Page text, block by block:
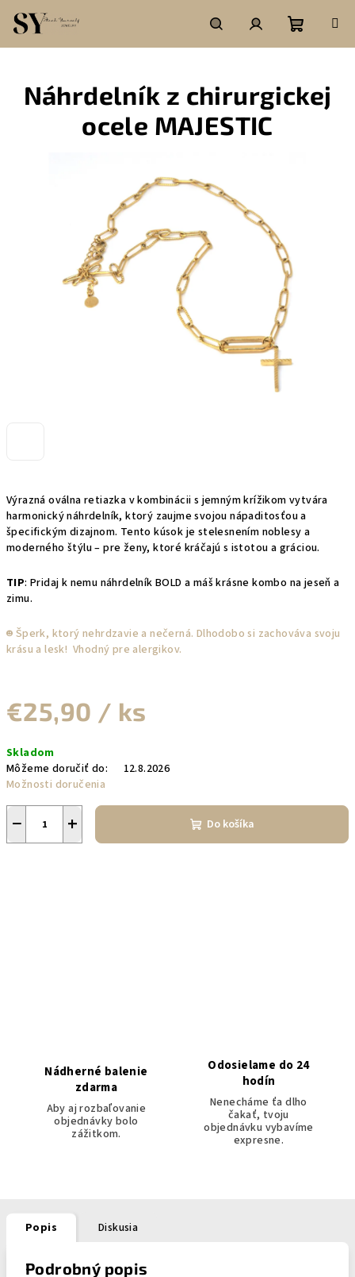
obsah
HľadaťPrihlásenie
košík
Výrazná oválna retiazka v kombinácii s jemným krížikom vytvára
harmonický náhrdelník, ktorý zaujme svojou nápaditosťou a
špecifickým dizajnom. Tento kúsok je stelesnením noblesy a
moderného štýlu – pre ženy, ktoré kráčajú s istotou a gráciou.
TIP: Pridaj k nemu náhrdelník BOLD a máš krásne kombo na jeseň a
zimu.
☻︎ Šperk, ktorý nehrdzavie a nečerná. Dlhodobo si zachováva svoju
krásu a lesk! Vhodný pre alergikov.
€25,90 / ks
cena:
Skladom
Môžeme doručiť do:
12.8.2026
Možnosti doručenia
+
− Do košíka
Náhrdelník z chirurgickej
ocele MAJESTIC
Nádherné balenie
zdarma
Aby aj rozbaľovanie
objednávky bolo
zážitkom.
Odosielame do 24
hodín
Nenecháme ťa dlho
čakať, tvoju
objednávku vybavíme
expresne.
Popis Diskusia
Podrobný popis